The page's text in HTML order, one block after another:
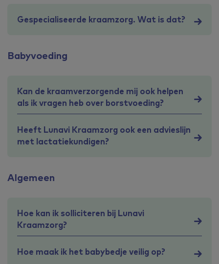
Gespecialiseerde kraamzorg. Wat is dat?
Babyvoeding
Kan de kraamverzorgende mij ook helpen
als ik vragen heb over borstvoeding?
Heeft Lunavi Kraamzorg ook een advieslijn
met lactatiekundigen?
Algemeen
Hoe kan ik solliciteren bij Lunavi
Kraamzorg?
Hoe maak ik het babybedje veilig op?